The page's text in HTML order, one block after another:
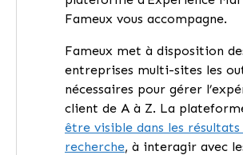
Fameux vous accompagne.
Fameux met à disposition
entreprises multi-sites les
nécessaires pour gérer
client de A à Z. La
être visible dans les résultats
recherche, à interagir avec